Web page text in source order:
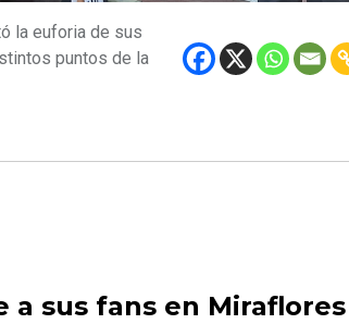
la euforia de sus
puntos de la
a sus fans en Miraflores